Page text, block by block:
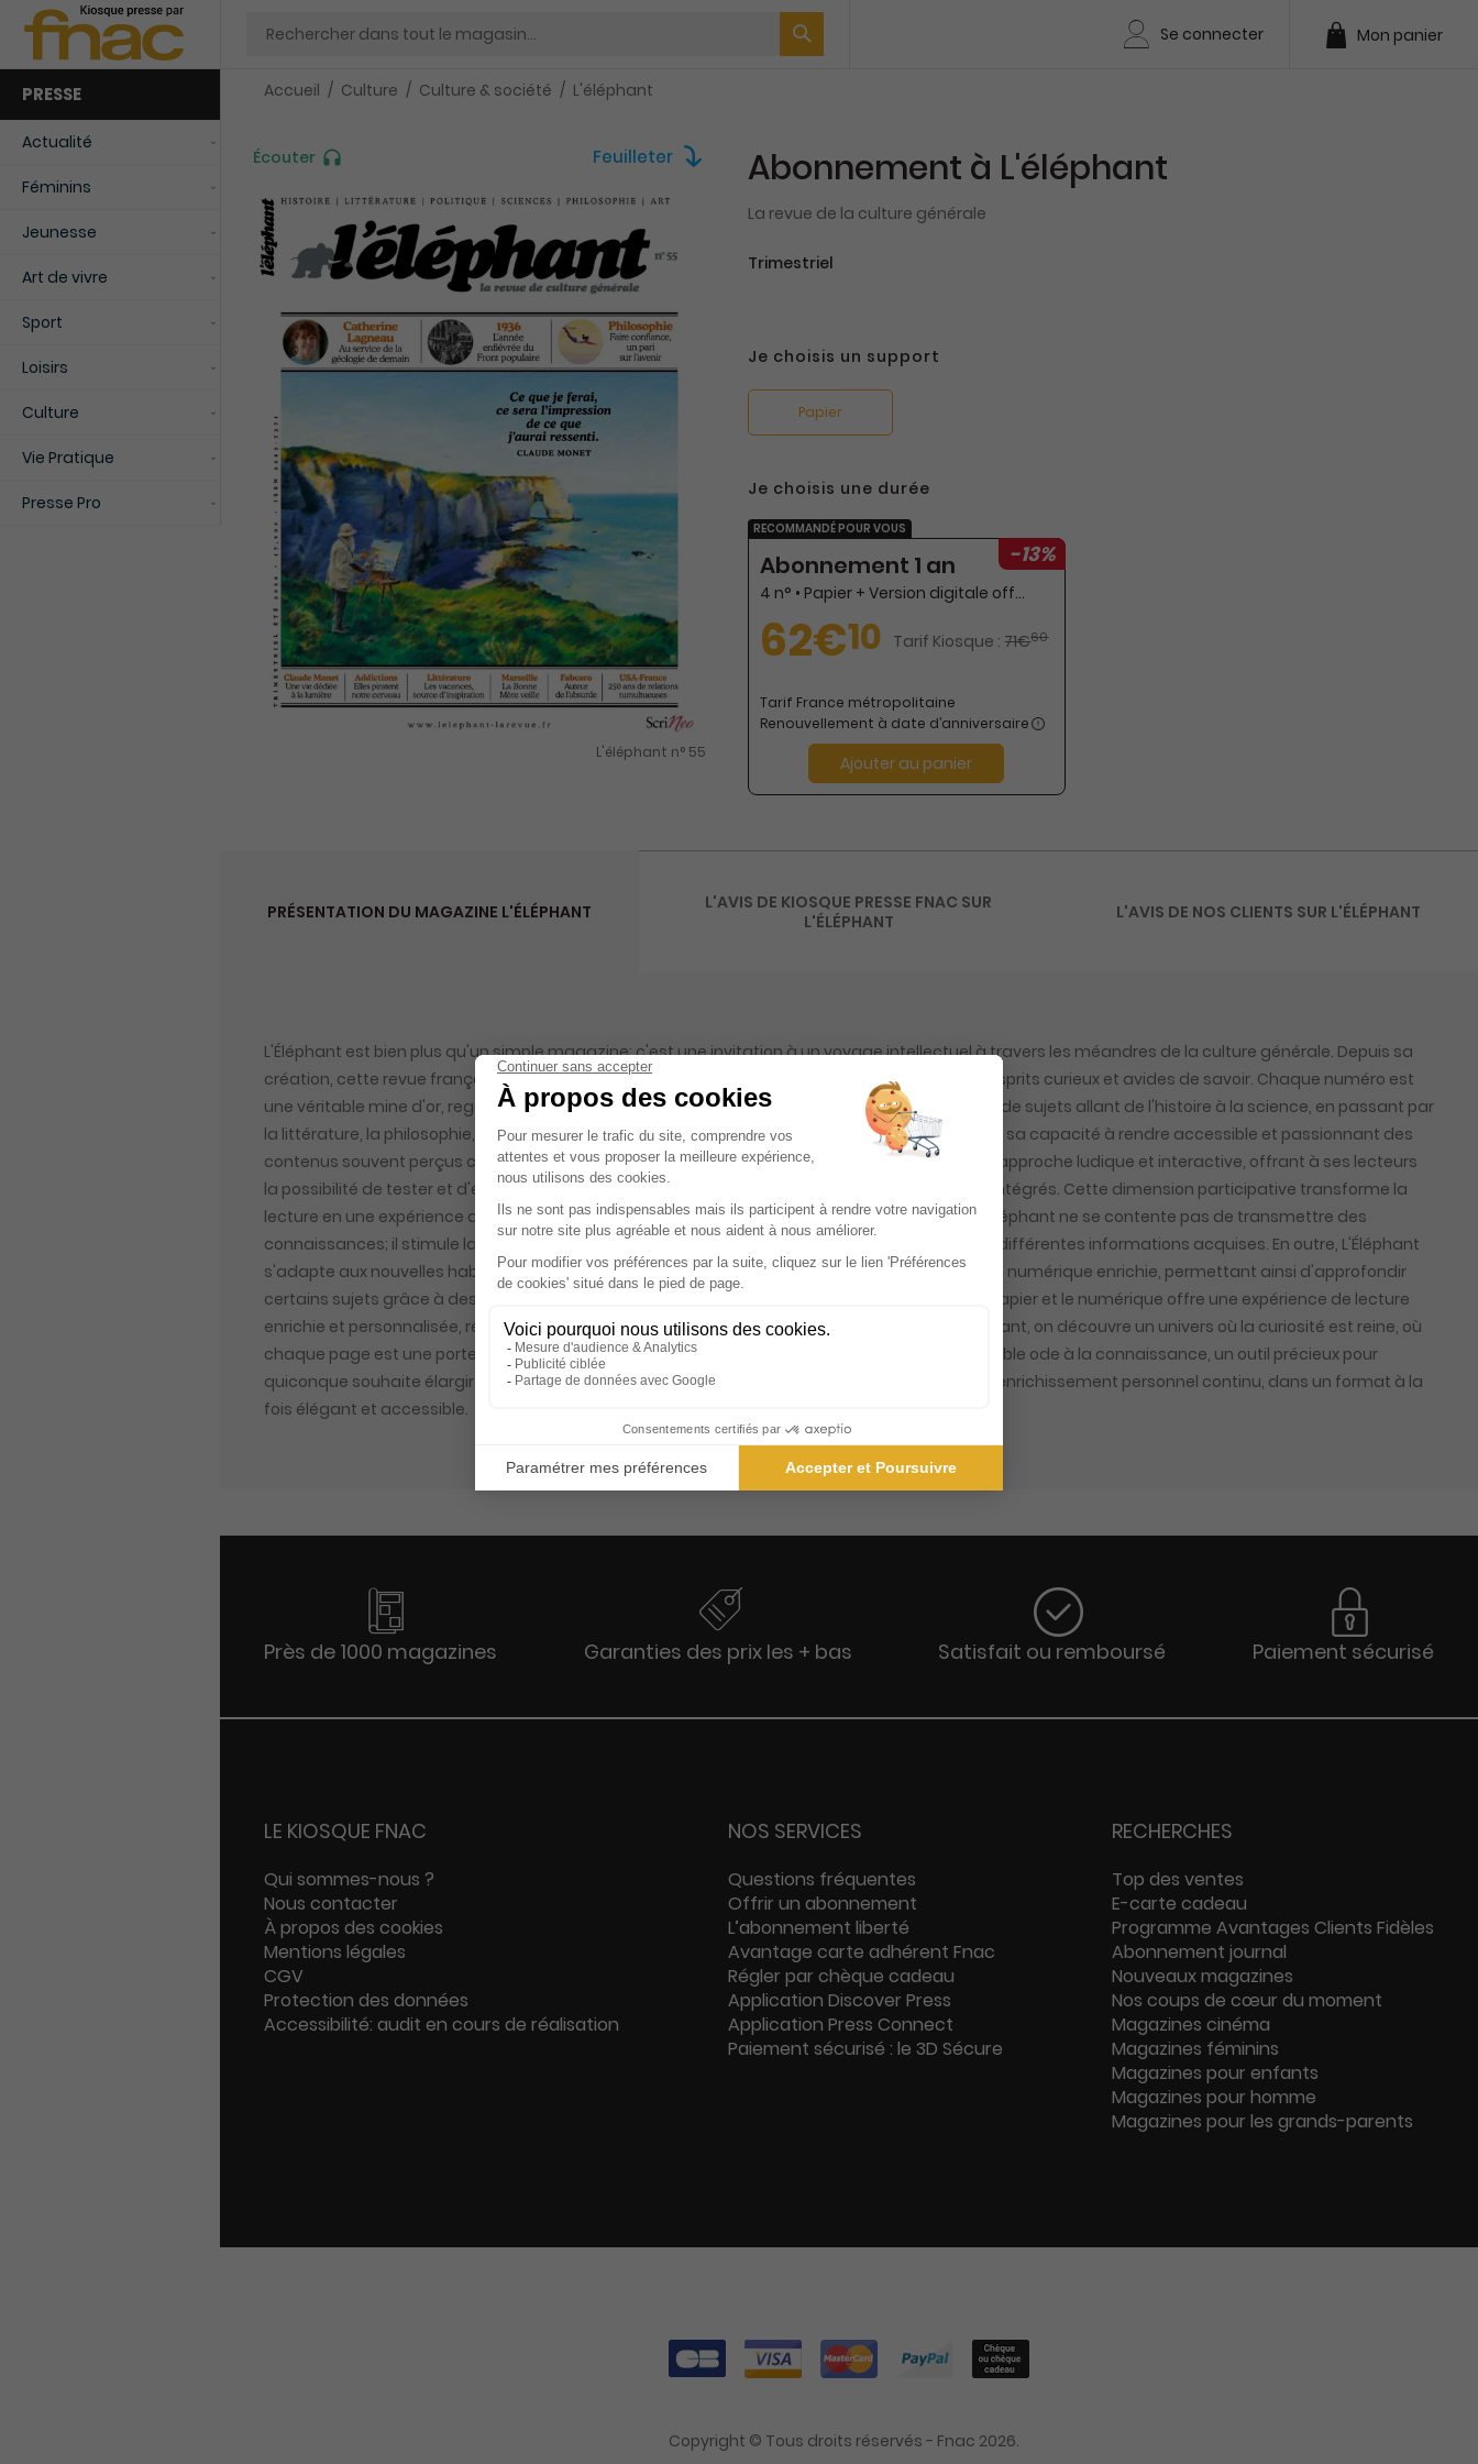
Chercher
Se connecter Mon panier
PRESSE
Actualité
Féminins
Jeunesse
Art de vivre
Sport
Loisirs
Culture
Vie Pratique
Presse Pro
Accueil Culture Culture & société L'éléphant
Écouter Feuilleter
L'éléphant n° 55
Abonnement à L'éléphant
La revue de la culture générale
Trimestriel
Je choisis un support
Papier
Je choisis une durée
RECOMMANDÉ POUR VOUS
-13%
Abonnement 1 an
4 n° • Papier + Version digitale offerte
62€10 Tarif Kiosque : 71€60
Tarif France métropolitaine
Renouvellement à date d’anniversaire
Ajouter au panier
PRÉSENTATION DU MAGAZINE L'ÉLÉPHANT
L'Éléphant est bien plus qu'un simple magazine; c'est une invitation à un voyage intellectuel à travers les méandres de la culture générale. Depuis sa
création, cette revue française s'est imposée comme un compagnon indispensable pour les esprits curieux et avides de savoir. Chaque numéro est
une véritable mine d'or, regorgeant d'articles fouillés et captivants qui explorent une multitude de sujets allant de l'histoire à la science, en passant par
la littérature, la philosophie, et bien d'autres disciplines encore. Ce qui distingue L'Éléphant, c'est sa capacité à rendre accessible et passionnant des
contenus souvent perçus comme austères ou complexes. Le magazine se démarque par son approche ludique et interactive, offrant à ses lecteurs
la possibilité de tester et d'exercer leur mémoire grâce à des jeux et des quiz ingénieusement intégrés. Cette dimension participative transforme la
lecture en une expérience dynamique et engageante, où l'apprentissage se mêle au plaisir. L'Éléphant ne se contente pas de transmettre des
connaissances; il stimule la réflexion et encourage le lecteur à établir des connexions entre les différentes informations acquises. En outre, L'Éléphant
s'adapte aux nouvelles habitudes de consommation de l'information en proposant une version numérique enrichie, permettant ainsi d'approfondir
certains sujets grâce à des contenus multimédias exclusifs. Cette complémentarité entre le papier et le numérique offre une expérience de lecture
enrichie et personnalisée, répondant aux attentes des lecteurs modernes. En feuilletant L'Éléphant, on découvre un univers où la curiosité est reine, où
chaque page est une porte ouverte sur un monde de découvertes. Ce magazine est une véritable ode à la connaissance, un outil précieux pour
quiconque souhaite élargir ses horizons et nourrir son esprit. L'Éléphant, c'est la promesse d'un enrichissement personnel continu, dans un format à la
fois élégant et accessible.
L'AVIS DE KIOSQUE PRESSE FNAC SUR
L'ÉLÉPHANT
L'AVIS DE NOS CLIENTS SUR L'ÉLÉPHANT
Près de 1000 magazines Garanties des prix les + bas Satisfait ou remboursé Paiement sécurisé
LE KIOSQUE FNAC
Qui sommes-nous ?
Nous contacter
À propos des cookies
Mentions légales
CGV
Protection des données
Accessibilité: audit en cours de réalisation
NOS SERVICES
Questions fréquentes
Offrir un abonnement
L’abonnement liberté
Avantage carte adhérent Fnac
Régler par chèque cadeau
Application Discover Press
Application Press Connect
Paiement sécurisé : le 3D Sécure
RECHERCHES
Top des ventes
E-carte cadeau
Programme Avantages Clients Fidèles
Abonnement journal
Nouveaux magazines
Nos coups de cœur du moment
Magazines cinéma
Magazines féminins
Magazines pour enfants
Magazines pour homme
Magazines pour les grands-parents
Copyright © Tous droits réservés - Fnac 2026.